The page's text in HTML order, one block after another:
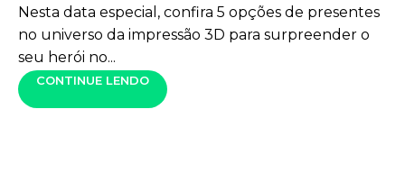
Nesta data especial, confira 5 opções de presentes
no universo da impressão 3D para surpreender o
seu herói no...
CONTINUE LENDO